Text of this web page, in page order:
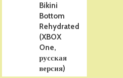
Bikini
Bottom
Rehydrated
(XBOX
One,
русская
версия)